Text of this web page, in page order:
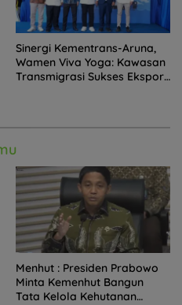
Sinergi Kementrans-Aruna,
Wamen Viva Yoga: Kawasan
Transmigrasi Sukses Ekspor
Menhut : Presiden Prabowo
Minta Kemenhut Bangun
Tata Kelola Kehutanan